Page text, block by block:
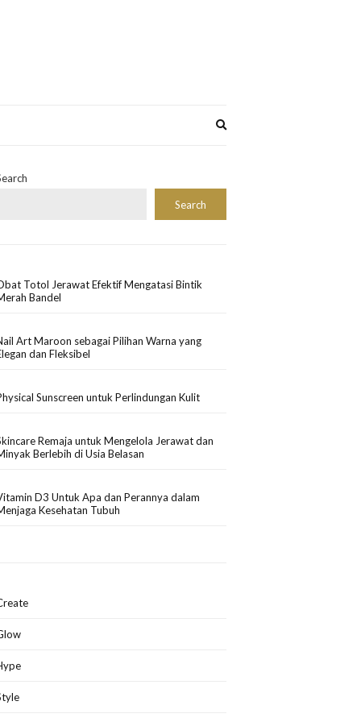
Search
Totol Jerawat Efektif Mengatasi Bintik
Bandel
Art Maroon sebagai Pilihan Warna yang
dan Fleksibel
Sunscreen untuk Perlindungan Kulit
Remaja untuk Mengelola Jerawat dan
Berlebih di Usia Belasan
D3 Untuk Apa dan Perannya dalam
Kesehatan Tubuh